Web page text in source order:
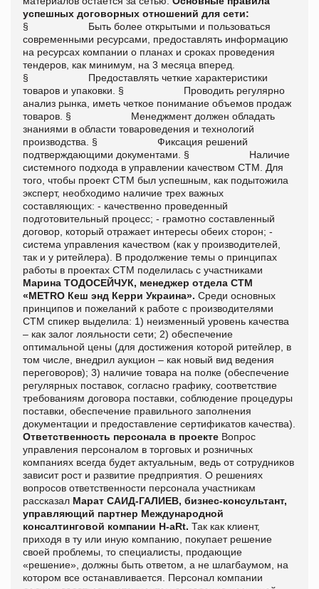
успешных договорных отношений для сети:
§ Быть более открытыми и пользоваться
современными ресурсами, предоставлять информацию
на ресурсах компании о планах и сроках проведения
тендеров, как минимум, на 3 месяца вперед.
§ Предоставлять четкие характеристики
товаров и упаковки. § Проводить регулярно
анализ рынка, иметь четкое понимание объемов продаж
товаров. § Менеджмент должен обладать
знаниями в области товароведения и технологий
производства. § Фиксация решений
подтверждающими документами. § Наличие
системного подхода в управлении качеством СТМ. Для
того, чтобы проект СТМ был успешным, как подытожила
эксперт, необходимо наличие трех важных
составляющих: - качественно проведенный
подготовительный процесс; - грамотно составленный
договор, который отражает интересы обеих сторон; -
система управления качеством (как у производителей,
так и у ритейлера). В продолжение темы о принципах
работы в проектах СТМ поделилась с участниками
Марина ТОДОСЕЙЧУК, менеджер отдела СТМ
«МЕТRO Кеш энд Керри Украина». Среди основных
принципов и пожеланий к работе с производителями
СТМ спикер выделила: 1) неизменный уровень качества
– как залог лояльности сети; 2) обеспечение
оптимальной цены (для достижения которой ритейлер, в
том числе, внедрил аукцион – как новый вид ведения
переговоров); 3) наличие товара на полке (обеспечение
регулярных поставок, согласно графику, соответствие
требованиям договора поставки, соблюдение процедуры
поставки, обеспечение правильного заполнения
документации и предоставление сертификатов качества).
Ответственность персонала в проекте Вопрос
управления персоналом в торговых и розничных
компаниях всегда будет актуальным, ведь от сотрудников
зависит рост и развитие предприятия. О решениях
вопросов ответственности персонала участникам
рассказал Марат САИД-ГАЛИЕВ, бизнес-консультант,
управляющий партнер Международной
консалтинговой компании H-aRt. Так как клиент,
приходя в ту или иную компанию, покупает решение
своей проблемы, то специалисты, продающие
«решение», должны быть ответом, а не шлагбаумом, на
котором все останавливается. Персонал компании